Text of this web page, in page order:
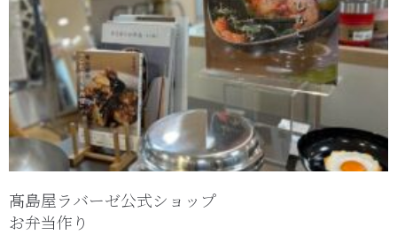
髙島屋ラバーゼ公式ショップ
お弁当作り